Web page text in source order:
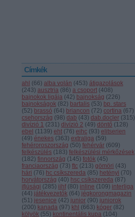
Címkék
ahl (66) alba volán (453) átigazolások
(243) ausztria (86) a csoport (408)
bajnokok ligája (42) bajnokság (226)
bajnokságok (82) bartalis (53) bp. stars
(52) brassó (64) briancon (72) cortina (67)
csehország (98) dab (43) dab.docler (315)
divízió 1 (231) divízió 2 (49) döntő (128)
ebel (1139) eht (76) eihc (93) elitserien
(49) énekes (363) extraliga (59)
fehéroroszország (50) fehérvár (609)
felkészülés (183) felkészülési mérkőzések
(182) finnország (145) fotók (45)
franciaország (73) ftc (213) gömöri (43)
hári (76) hc csíkszereda (85) hetényi (70)
horvátország (40) hsc csíkszereda (87)
ifjúsági (285) iihf (80) inline (109) interliga
(44) játékvezetők (64) jégkorongmagazin
(51) jesenice (42) junior (90) juniorok
(200) kanada (97) khl (663) kóger (82)
kölyök (55) kontinentális kupa (104)